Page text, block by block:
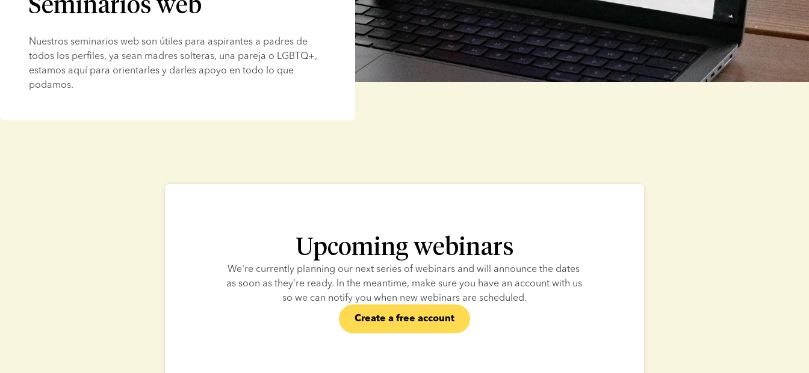
Nuestros seminarios web son útiles para aspirantes a padres de
todos los perfiles, ya sean madres solteras, una pareja o LGBTQ+,
estamos aquí para orientarles y darles apoyo en todo lo que
podamos.
Upcoming webinars
We're currently planning our next series of webinars and will announce the dates
as soon as they're ready. In the meantime, make sure you have an account with us
so we can notify you when new webinars are scheduled.
Create a free account